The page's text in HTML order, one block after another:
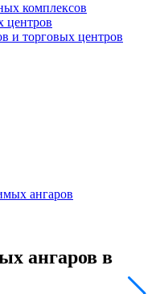
комплексов
центров
и торговых центров
ангаров
ангаров в